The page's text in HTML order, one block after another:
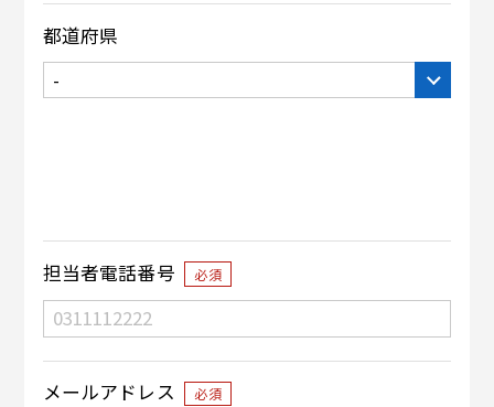
都道府県
担当者電話番号 必須
メールアドレス 必須